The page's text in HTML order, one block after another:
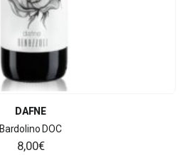
DAFNE
Bardolino DOC
8,00€